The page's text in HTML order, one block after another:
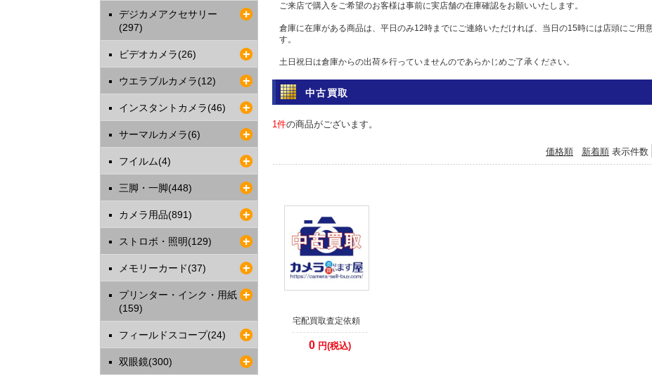
ご来店で購入をご希望のお客様は事前に実店舗の在庫確認をお願いいたします。
倉庫に在庫がある商品は、平日のみ12時までにご連絡いただければ、当日の15時には店頭にご用
す。
土日祝日は倉庫からの出荷を行っていませんのであらかじめご了承ください。
問い合わせ
電話 052-583-7558 Eメール: info@camera-sell-buy.com
2023年06月01日
最近クレジットカードの不正利用が多発しており、当店では決済を確認するため、お時間を頂いて
す。
2017年05月12日
クレジットカード本人認証サービス対応いたしました
安全はお買い物の為にも、ぜひ本人認証サービスをご検討ください。
各クレジットカード会社の本人認証サービスをご利用いただいた場合、決済確認時間を早めること
ます。
本人認証サービス以外のクレジット決済に関しましては、従来通り決済をカード会社へ確認してか
送となります。
中古買取
1件の商品がございます。
価格順 新着順 表示件数
宅配買取査定依頼
0 円(税込)
デジカメアクセサリー
(297)
ビデオカメラ(26)
ウエラブルカメラ(12)
インスタントカメラ(46)
サーマルカメラ(6)
フイルム(4)
三脚・一脚(448)
カメラ用品(891)
ストロボ・照明(129)
メモリーカード(37)
プリンター・インク・用紙
(159)
フィールドスコープ(24)
双眼鏡(300)